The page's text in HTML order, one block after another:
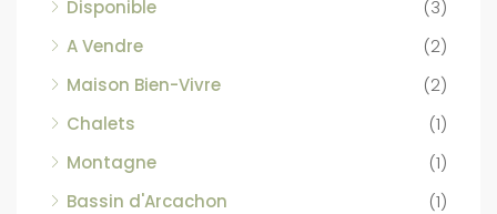
Disponible
(3)
A Vendre
(2)
Maison Bien-Vivre
(2)
Chalets
(1)
Montagne
(1)
Bassin d'Arcachon
(1)